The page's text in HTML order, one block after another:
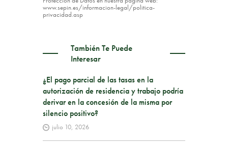
www.sepin.es/informacion-legal/politica-
privacidad.asp
También Te Puede
Interesar
¿El pago parcial de las tasas en la
autorización de residencia y trabajo podría
derivar en la concesión de la misma por
silencio positivo?
julio 10, 2026